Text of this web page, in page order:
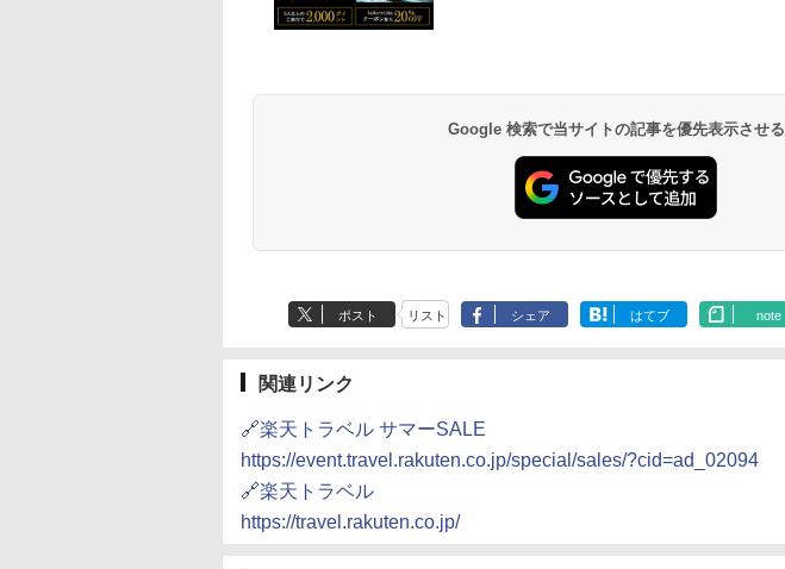
Google 検索で当サイトの記事を優先表示させる
ポスト リスト シェア はてブ note
関連リンク
🔗楽天トラベル サマーSALE
https://event.travel.rakuten.co.jp/special/sales/?cid=ad_02094
🔗楽天トラベル
https://travel.rakuten.co.jp/